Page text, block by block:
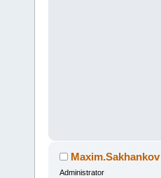
Maxim.Sakhankov
Administrator